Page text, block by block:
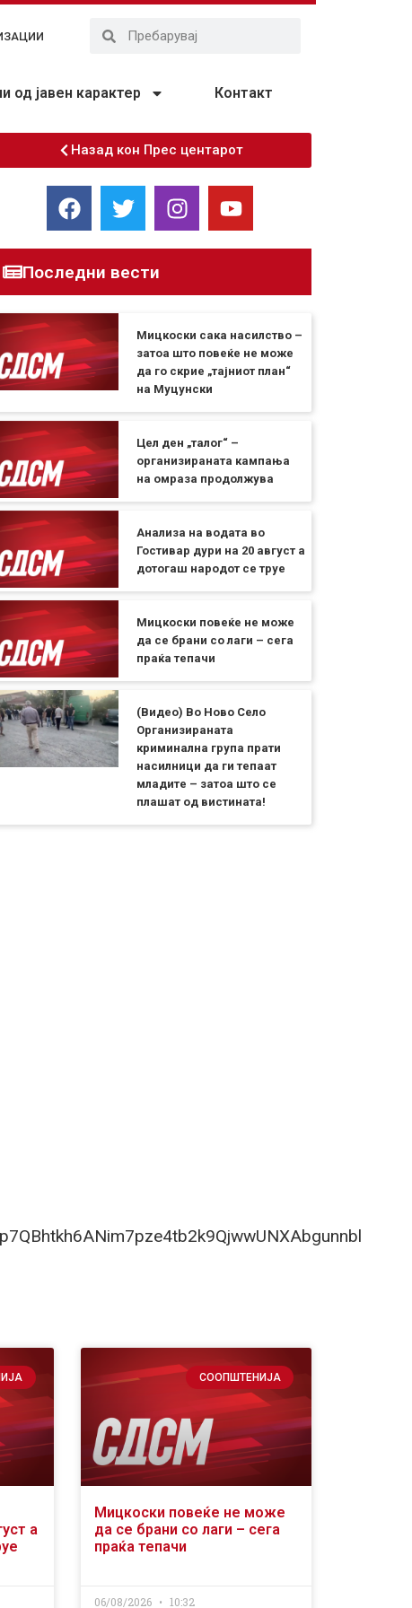
од јавен карактер Контакт
Назад кон Прес центарот
Последни вести
Мицкоски сака насилство –
затоа што повеќе не може
да го скрие „тајниот план“
на Муцунски
Цел ден „талог“ –
организираната кампања
на омраза продолжува
Анализа на водата во
Гостивар дури на 20 август а
дотогаш народот се труе
Мицкоски повеќе не може
да се брани со лаги – сега
праќа тепачи
(Видео) Во Ново Село
Организираната
криминална група прати
насилници да ги тепаат
младите – затоа што се
плашат од вистината!
а
СООПШТЕНИЈА
Мицкоски повеќе не може
да се брани со лаги – сега
праќа тепачи
06/08/2026 10:32